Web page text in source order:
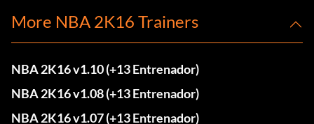
More NBA 2K16 Trainers
NBA 2K16 v1.10 (+13 Entrenador)
NBA 2K16 v1.08 (+13 Entrenador)
NBA 2K16 v1.07 (+13 Entrenador)